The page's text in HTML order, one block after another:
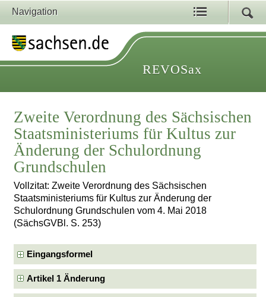
Navigation
REVOSax
Zweite Verordnung des Sächsischen
Staatsministeriums für Kultus zur
Änderung der Schulordnung
Grundschulen
Vollzitat: Zweite Verordnung des Sächsischen
Staatsministeriums für Kultus zur Änderung der
Schulordnung Grundschulen vom 4. Mai 2018
(SächsGVBl. S. 253)
Eingangsformel
Artikel 1 Änderung